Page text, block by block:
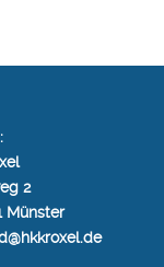
2
Münster